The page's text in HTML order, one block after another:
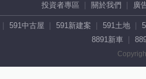
投資者專區 關於我們 廣
591中古屋 591新建案 591土地
8891新車